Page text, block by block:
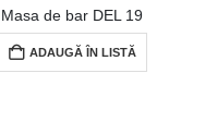
Masa de bar DEL 19
ADAUGĂ ÎN LISTĂ